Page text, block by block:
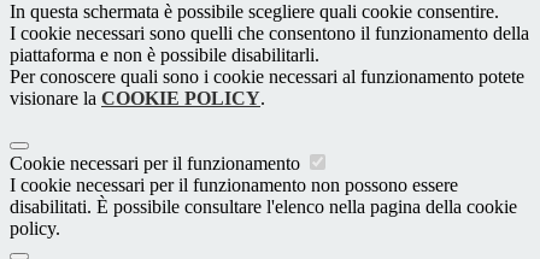
In questa schermata è possibile scegliere quali cookie consentire.
I cookie necessari sono quelli che consentono il funzionamento della
piattaforma e non è possibile disabilitarli.
Per conoscere quali sono i cookie necessari al funzionamento potete
visionare la COOKIE POLICY.
Cookie necessari per il funzionamento
I cookie necessari per il funzionamento non possono essere
disabilitati. È possibile consultare l'elenco nella pagina della cookie
policy.